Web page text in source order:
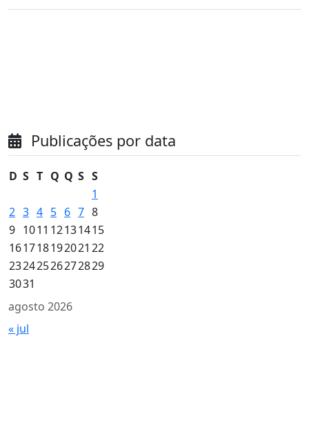
Publicações por data
agosto 2026
D S T Q Q S S
1
2 3 4 5 6 7 8
9 1011 12131415
161718192021 22
23242526272829
3031
« jul